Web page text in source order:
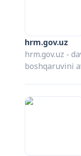
hrm.gov.uz
hrm.gov.uz -
boshqaruvini